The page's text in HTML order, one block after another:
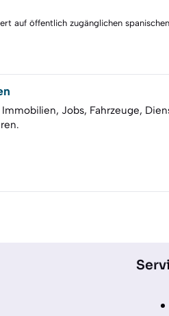
auf öffentlich zugänglichen
Jobs, Fahrzeuge,